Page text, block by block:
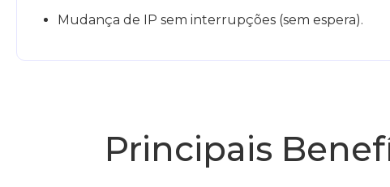
Mudança de IP sem interrupções (sem espera).
Principais